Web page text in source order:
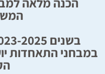
במבחני התאחדות